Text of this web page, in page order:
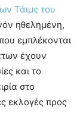
Τάιμς του
ηθελημένη,
εμπλέκονται
έχουν
και το
στο
εκλογές προς